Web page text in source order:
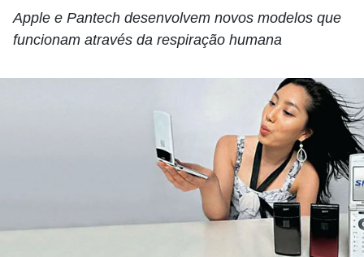
Apple e Pantech desenvolvem novos modelos que
funcionam através da respiração humana